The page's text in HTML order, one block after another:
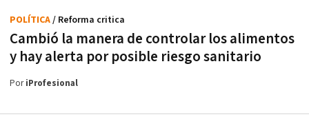
Cambió la manera de controlar los alimentos
y hay alerta por posible riesgo sanitario
POLÍTICA/ Reforma critica
PoriProfesional